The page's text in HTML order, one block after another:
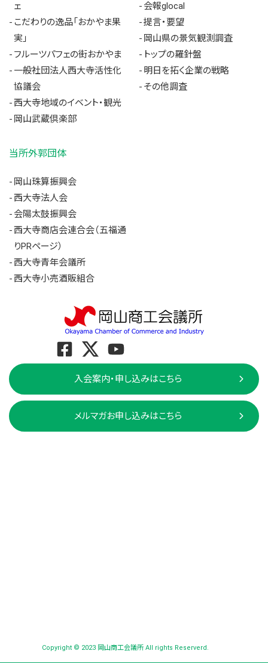
ェ
こだわりの逸品「おかやま果
実」
フルーツパフェの街おかやま
一般社団法人西大寺活性化
協議会
西大寺地域のイベント・観光
岡山武蔵倶楽部
会報glocal
提言・要望
岡山県の景気観測調査
トップの羅針盤
明日を拓く企業の戦略
その他調査
当所外郭団体
岡山珠算振興会
西大寺法人会
会陽太鼓振興会
西大寺商店会連合会（五福通
りPRページ）
西大寺青年会議所
西大寺小売酒販組合
入会案内・申し込みはこちら
メルマガお申し込みはこちら
Copyright © 2023 岡山商工会議所 All rights Reserverd.